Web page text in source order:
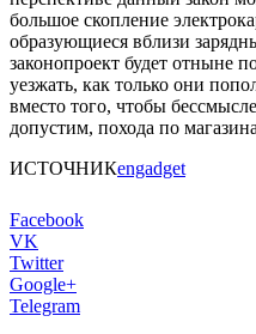
большое скопление
образующиеся вблизи
законопроект будет отныне
уезжать, как только они
вместо того, чтобы
допустим, похода по
ИСТОЧНИКengadget
Facebook
VK
Twitter
Google+
Telegram